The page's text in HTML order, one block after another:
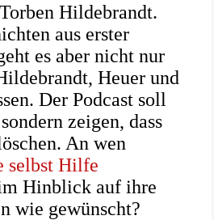
Hildebrandt.
aus erster
es aber nicht nur
Heuer und
Der Podcast soll
zeigen, dass
An wen
selbst Hilfe
Hinblick auf ihre
wie gewünscht?